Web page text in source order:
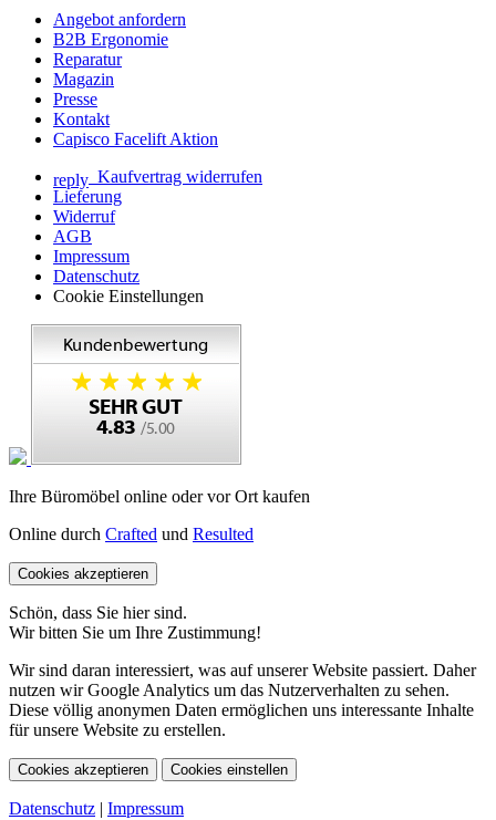
Angebot anfordern
B2B Ergonomie
Reparatur
Magazin
Presse
Kontakt
Capisco Facelift Aktion
reply Kaufvertrag widerrufen
Lieferung
Widerruf
AGB
Impressum
Datenschutz
Cookie Einstellungen
Ihre Büromöbel online oder vor Ort kaufen
Online durch Crafted und Resulted
Cookies akzeptieren
Schön, dass Sie hier sind.
Wir bitten Sie um Ihre Zustimmung!
Wir sind daran interessiert, was auf unserer Website passiert. Daher
nutzen wir Google Analytics um das Nutzerverhalten zu sehen.
Diese völlig anonymen Daten ermöglichen uns interessante Inhalte
für unsere Website zu erstellen.
Cookies akzeptieren Cookies einstellen
Datenschutz | Impressum